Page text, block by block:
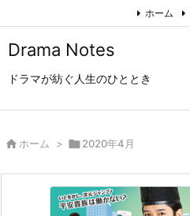
Drama Notes
ドラマが紡ぐ人生のひととき
ホーム
 ホーム > 2020年4月